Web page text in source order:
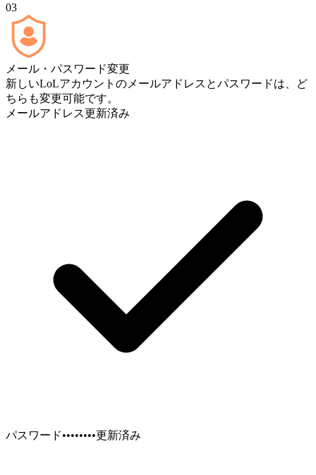
03
メール・パスワード変更
新しいLoLアカウントのメールアドレスとパスワードは、ど
ちらも変更可能です。
メールアドレス更新済み
パスワード••••••••更新済み